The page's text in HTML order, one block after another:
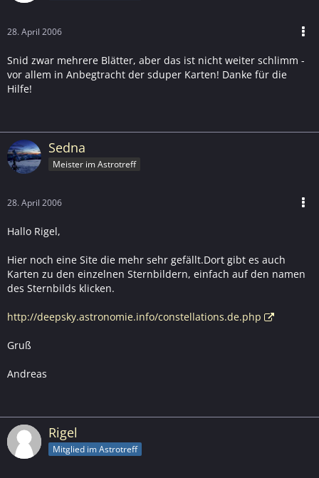
28. April 2006
Snid zwar mehrere Blätter, aber das ist nicht weiter schlimm -
vor allem in Anbegtracht der sduper Karten! Danke für die
Hilfe!
Sedna
Meister im Astrotreff
28. April 2006
Hallo Rigel,
Hier noch eine Site die mehr sehr gefällt.Dort gibt es auch
Karten zu den einzelnen Sternbildern, einfach auf den namen
des Sternbilds klicken.
http://deepsky.astronomie.info/constellations.de.php
Gruß
Andreas
Rigel
Mitglied im Astrotreff